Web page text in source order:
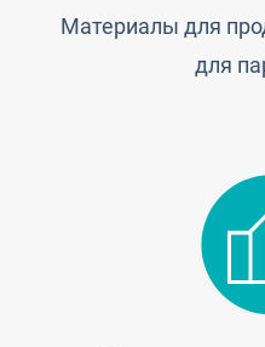
Материалы для
для